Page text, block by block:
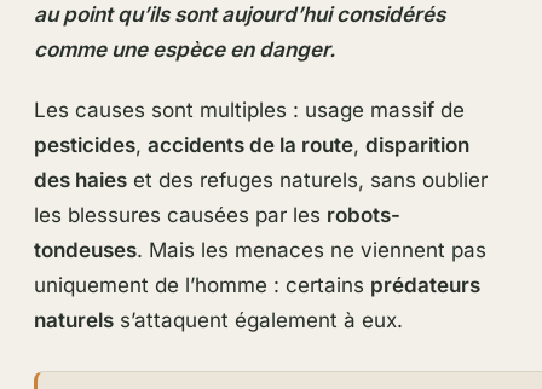
au point qu’ils sont aujourd’hui considérés
comme une espèce en danger.
Les causes sont multiples : usage massif de
pesticides, accidents de la route, disparition
des haieset des refuges naturels, sans oublier
les blessures causées par les robots-
tondeuses. Mais les menaces ne viennent pas
uniquement de l’homme : certains prédateurs
naturelss’attaquent également à eux.